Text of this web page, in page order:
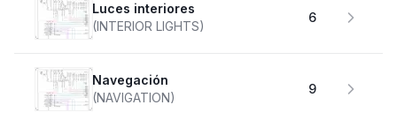
Luces interiores
(INTERIOR LIGHTS)
6
Navegación
(NAVIGATION)
9